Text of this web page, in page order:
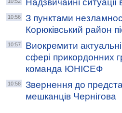
Надзвичайні
10:56
З пунктами
Корюківський район
10:57
Виокремити
сфері прикордонних
команда ЮНІСЕФ
10:58
Звернення до
мешканців Чернігова